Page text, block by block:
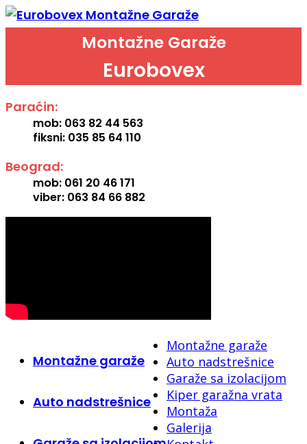
Montažne Garaže
Eurobovex
Paraćin:
mob: 063 82 44 563
fiksni: 035 85 64 110
Beograd:
mob: 061 20 46 171
viber: 063 84 66 882
Montažne garaže
Auto nadstrešnice
Montažne garaže
Auto nadstrešnice
Garaže sa izolacijom
Kiper garažna vrata
Montaža
Galerija